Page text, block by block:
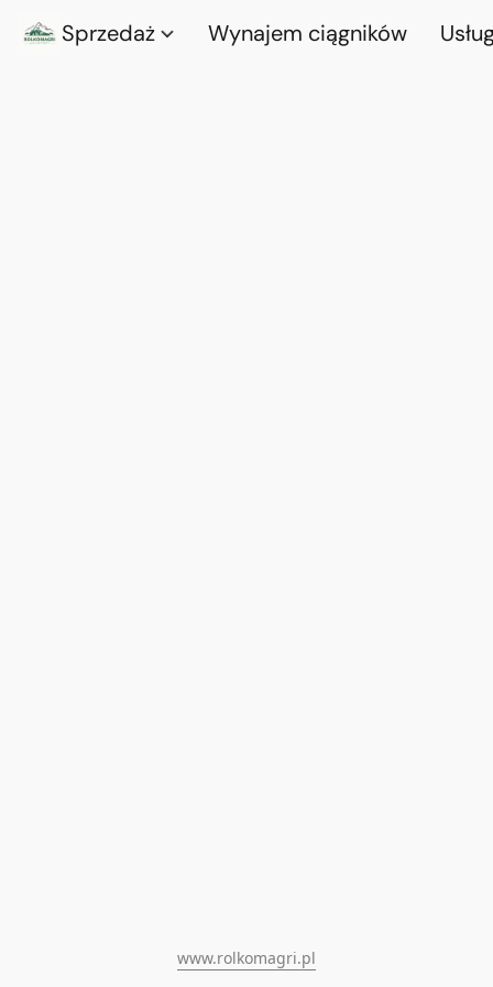
Sprzedaż Wynajem ciągników
www.rolkomagri.pl